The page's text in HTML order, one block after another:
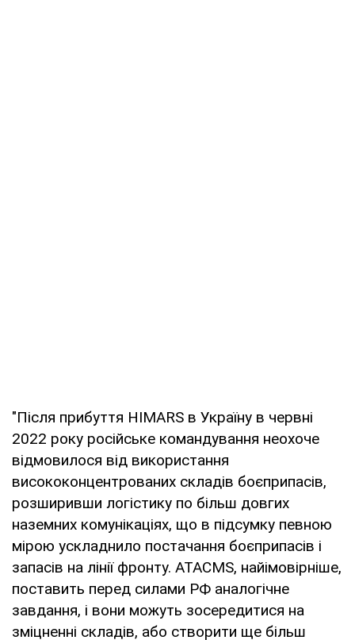
"Після прибуття HIMARS в Україну в червні
2022 року російське командування неохоче
відмовилося від використання
висококонцентрованих складів боєприпасів,
розширивши логістику по більш довгих
наземних комунікаціях, що в підсумку певною
мірою ускладнило постачання боєприпасів і
запасів на лінії фронту. ATACMS, найімовірніше,
поставить перед силами РФ аналогічне
завдання, і вони можуть зосередитися на
зміцненні складів, або створити ще більш